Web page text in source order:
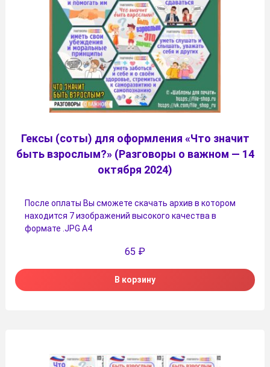
Гексы (соты) для оформления «Что значит
быть взрослым?» (Разговоры о важном — 14
октября 2024)
После оплаты Вы сможете скачать архив в котором
находится 7 изображений высокого качества в
формате .JPG А4
65 ₽
В корзину